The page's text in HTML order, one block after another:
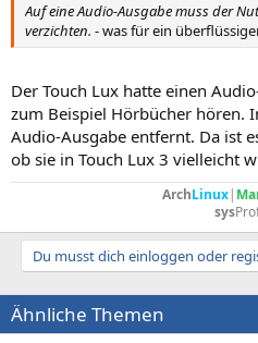
Auf eine Audio-Ausgabe muss der
verzichten. - was für ein
Der Touch Lux hatte einen
zum Beispiel Hörbücher hören.
Audio-Ausgabe entfernt. Da ist
ob sie in Touch Lux 3 vielleicht
ArchLinux|
sys
Du musst dich einloggen oder
Ähnliche Themen